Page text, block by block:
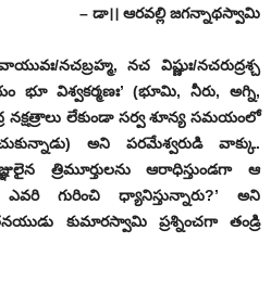
– డా।। ఆరవల్లి జగన్నాథస్వామి
నచబ్రహ్మ, నచ విష్ణుః/నచరుద్రశ్చ
భూ విశ్వకర్మణః’ (భూమి, నీరు, అగ్ని,
నక్షత్రాలు లేకుండా సర్వ శూన్య సమయంలో
అని పరమేశ్వరుడి వాక్కు.
త్రిమూర్తులను ఆరాధిస్తుండగా ఆ
గురించి ధ్యానిస్తున్నారు?’ అని
కుమారస్వామి ప్రశ్నించగా తండ్రి